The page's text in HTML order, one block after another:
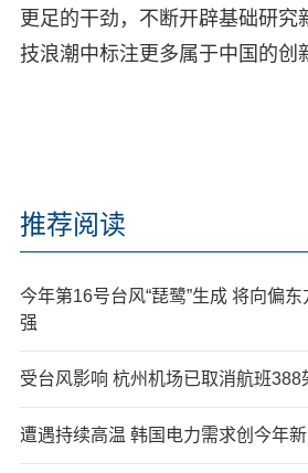
更足的干劲，不断开辟基础研究
技浪潮中标注更多属于中国的创
推荐阅读
今年第16号台风“琵鹭”生成 将向偏
强
受台风影响 杭州机场已取消航班388
遭遇持续高温 韩国电力需求创今年